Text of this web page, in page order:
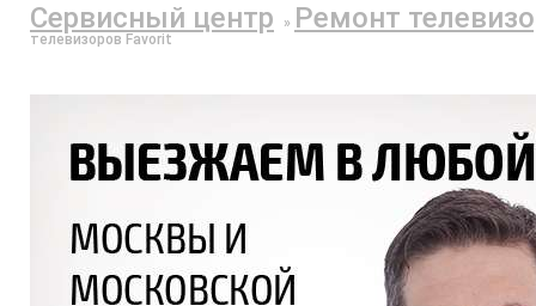
Сервисный центр » Ремонт
телевизоров Favorit